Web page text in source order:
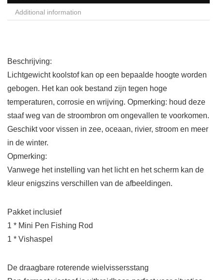
Additional information
Beschrijving:
Lichtgewicht koolstof kan op een bepaalde hoogte worden
gebogen. Het kan ook bestand zijn tegen hoge
temperaturen, corrosie en wrijving. Opmerking: houd deze
staaf weg van de stroombron om ongevallen te voorkomen.
Geschikt voor vissen in zee, oceaan, rivier, stroom en meer
in de winter.
Opmerking:
Vanwege het instelling van het licht en het scherm kan de
kleur enigszins verschillen van de afbeeldingen.
Pakket inclusief
1 * Mini Pen Fishing Rod
1 * Vishaspel
De draagbare roterende wielvissersstang